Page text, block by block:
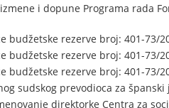
i dopune Programa rada
budžetske rezerve broj: 401-73/
budžetske rezerve broj: 401-73/
budžetske rezerve broj: 401-73/
sudskog prevodioca za španski
direktorke Centra za